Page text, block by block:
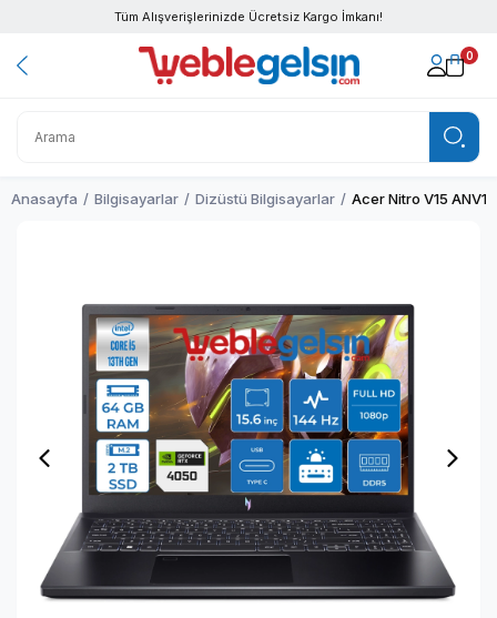
Tüm Alışverişlerinizde Ücretsiz Kargo İmkanı!
0
Anasayfa Bilgisayarlar Dizüstü Bilgisayarlar